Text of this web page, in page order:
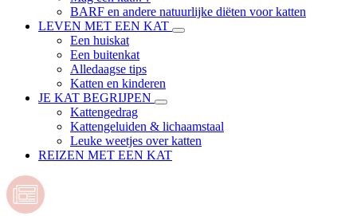
BARF en andere natuurlijke diëten voor katten
LEVEN MET EEN KAT
Een huiskat
Een buitenkat
Alledaagse tips
Katten en kinderen
JE KAT BEGRIJPEN
Kattengedrag
Kattengeluiden & lichaamstaal
Leuke weetjes over katten
REIZEN MET EEN KAT